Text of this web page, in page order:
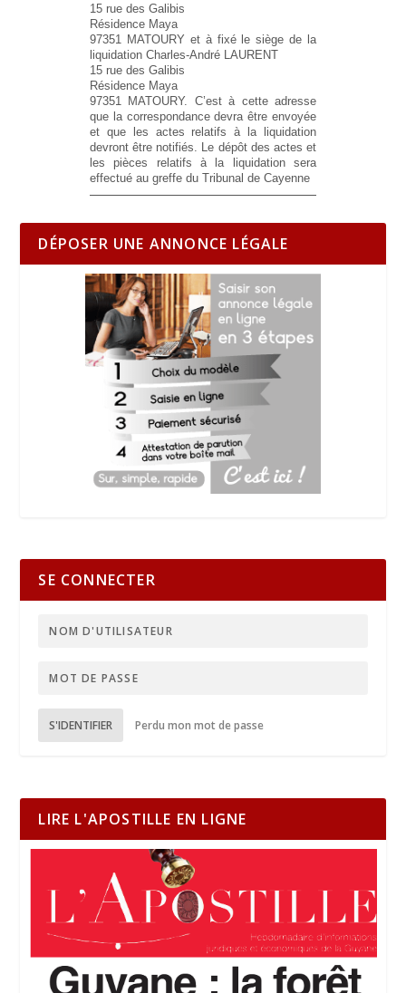
15 rue des Galibis
Résidence Maya
97351 MATOURY et à fixé le siège de la
liquidation Charles-André LAURENT
15 rue des Galibis
Résidence Maya
97351 MATOURY. C’est à cette adresse
que la correspondance devra être envoyée
et que les actes relatifs à la liquidation
devront être notifiés. Le dépôt des actes et
les pièces relatifs à la liquidation sera
effectué au greffe du Tribunal de Cayenne
DÉPOSER UNE ANNONCE LÉGALE
SE CONNECTER
S'IDENTIFIER Perdu mon mot de passe
LIRE L'APOSTILLE EN LIGNE